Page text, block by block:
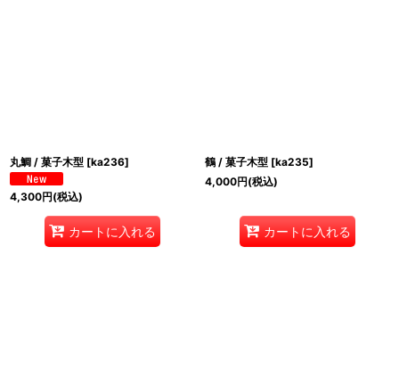
丸鯛 / 菓子木型 [ka236]
4,300円(税込)
カートに入れる
鶴 / 菓子木型 [ka235]
4,000円(税込)
カートに入れる